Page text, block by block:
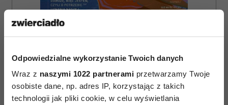
Odpowiedzialne wykorzystanie Twoich danych
Wraz z naszymi 1022 partnerami przetwarzamy Twoje
osobiste dane, np. adres IP, korzystając z takich
technologii jak pliki cookie, w celu wyświetlania